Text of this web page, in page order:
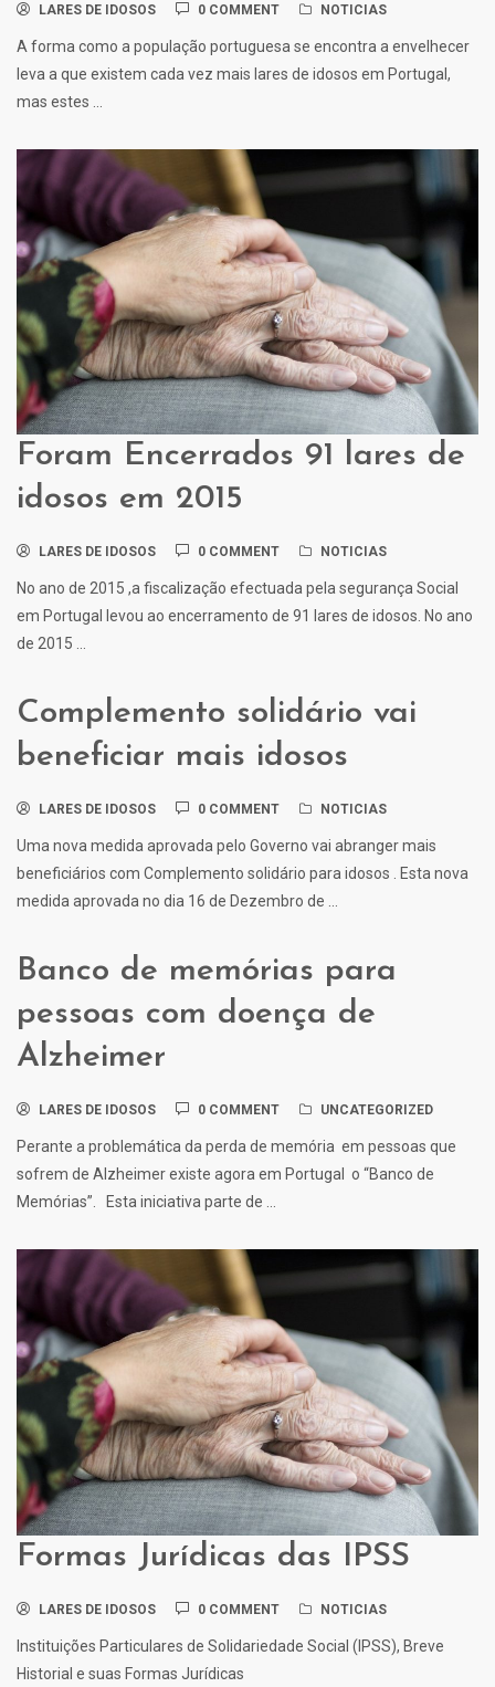
LARES DE IDOSOS 0 COMMENT NOTICIAS
A forma como a população portuguesa se encontra a envelhecer
leva a que existem cada vez mais lares de idosos em Portugal,
mas estes ...
Foram Encerrados 91 lares de
idosos em 2015
LARES DE IDOSOS 0 COMMENT NOTICIAS
No ano de 2015 ,a fiscalização efectuada pela segurança Social
em Portugal levou ao encerramento de 91 lares de idosos. No ano
de 2015 ...
Complemento solidário vai
beneficiar mais idosos
LARES DE IDOSOS 0 COMMENT NOTICIAS
Uma nova medida aprovada pelo Governo vai abranger mais
beneficiários com Complemento solidário para idosos . Esta nova
medida aprovada no dia 16 de Dezembro de ...
Banco de memórias para
pessoas com doença de
Alzheimer
LARES DE IDOSOS 0 COMMENT UNCATEGORIZED
Perante a problemática da perda de memória em pessoas que
sofrem de Alzheimer existe agora em Portugal o “Banco de
Memórias”. Esta iniciativa parte de ...
Formas Jurídicas das IPSS
LARES DE IDOSOS 0 COMMENT NOTICIAS
Instituições Particulares de Solidariedade Social (IPSS), Breve
Historial e suas Formas Jurídicas